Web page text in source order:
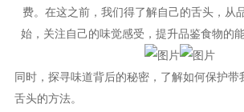
费。在这之前，我们得了解自己的舌头，从
始，关注自己的味觉感受，提升品鉴食物的能
同时，探寻味道背后的秘密，了解如何保护带
舌头的方法。